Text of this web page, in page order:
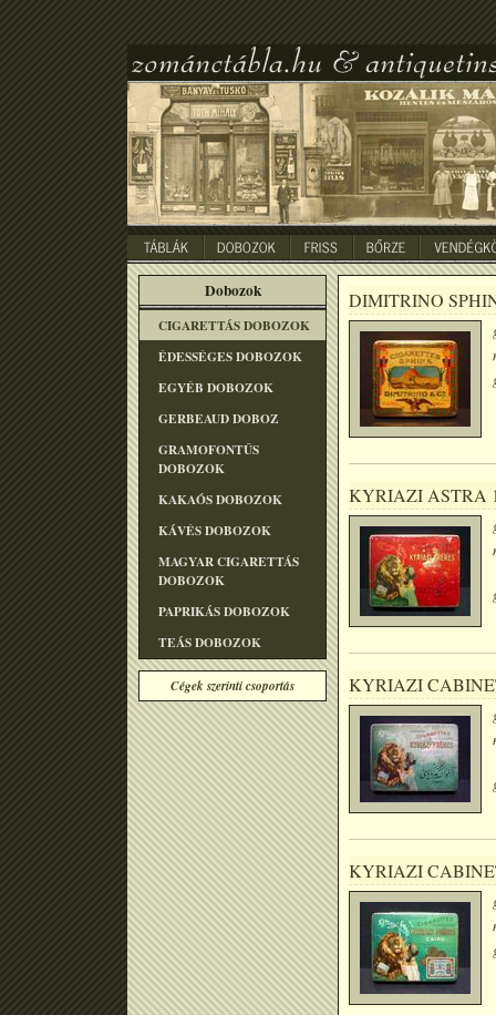
Dobozok
CIGARETTÁS DOBOZOK
ÉDESSÉGES DOBOZOK
EGYÉB DOBOZOK
GERBEAUD DOBOZ
GRAMOFONTÛS
DOBOZOK
KAKAÓS DOBOZOK
KÁVÉS DOBOZOK
MAGYAR CIGARETTÁS
DOBOZOK
PAPRIKÁS DOBOZOK
TEÁS DOBOZOK
Cégek szerinti csoportás
DIMITRINO
KYRIAZI ASTRA
KYRIAZI
KYRIAZI